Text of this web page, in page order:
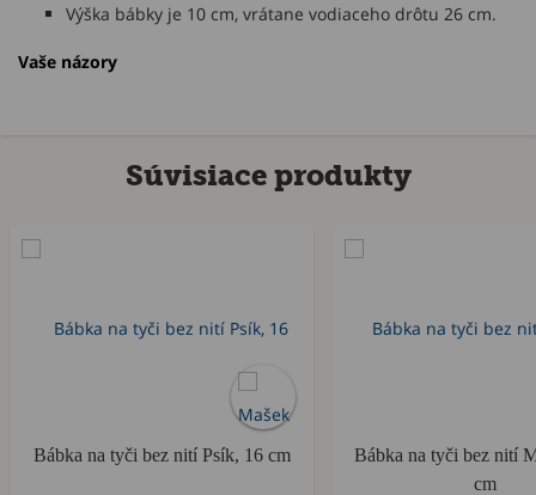
Výška bábky je 10 cm, vrátane vodiaceho drôtu 26 cm.
Vaše názory
Súvisiace produkty
Bábka na tyči bez nití Psík, 16 cm
Bábka na tyči bez nití
cm